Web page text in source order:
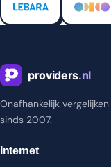
Onafhankelijk
sinds 2007.
Internet